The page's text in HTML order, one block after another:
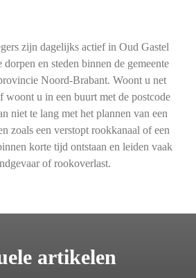
zijn dagelijks actief in Oud Gastel
en steden binnen de gemeente
Noord-Brabant. Woont u net
woont u in een buurt met de postcode
niet te lang met het plannen van een
zoals een verstopt rookkanaal of een
korte tijd ontstaan en leiden vaak
of rookoverlast.
artikelen